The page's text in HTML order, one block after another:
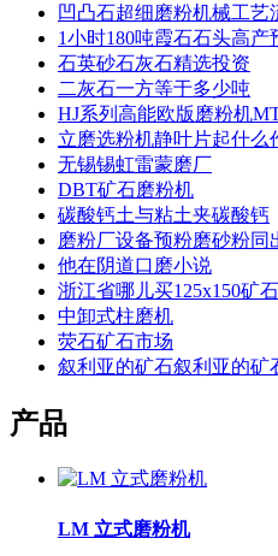
凹凸石超细磨粉机械工艺
1小时180吨霞石石头高产
石英砂石灰石精选投资
二灰石一方等于多少吨
HJ系列高能欧版磨粉机
立磨选粉机静叶片起什么
无锡锡虹雷蒙磨厂
DBT矿石磨粉机
碳酸钙土与粘土夹碳酸钙
磨粉厂设备预粉磨砂粉同
他在阴道口磨小说
浙江省哪儿买125x150矿
中卸式柱磨机
荧石矿石市场
叙利亚的矿石叙利亚的矿
产品
LM 立式磨粉机